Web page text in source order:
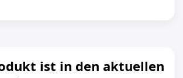
ist in den aktuellen